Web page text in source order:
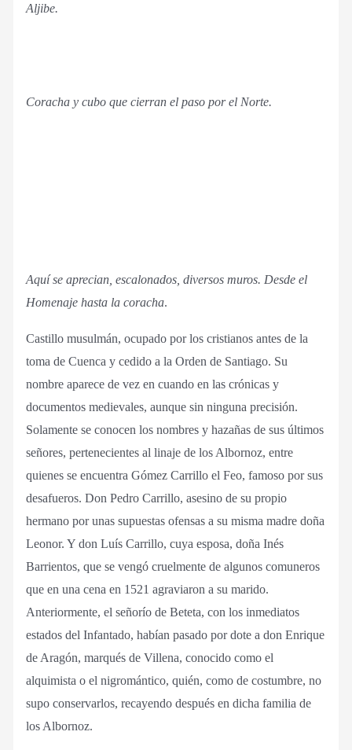
Aljibe.
Coracha y cubo que cierran el paso por el Norte.
Aquí se aprecian, escalonados, diversos muros. Desde el
Homenaje hasta la coracha.
Castillo musulmán, ocupado por los cristianos antes de la
toma de Cuenca y cedido a la Orden de Santiago. Su
nombre aparece de vez en cuando en las crónicas y
documentos medievales, aunque sin ninguna precisión.
Solamente se conocen los nombres y hazañas de sus últimos
señores, pertenecientes al linaje de los Albornoz, entre
quienes se encuentra Gómez Carrillo el Feo, famoso por sus
desafueros. Don Pedro Carrillo, asesino de su propio
hermano por unas supuestas ofensas a su misma madre doña
Leonor. Y don Luís Carrillo, cuya esposa, doña Inés
Barrientos, que se vengó cruelmente de algunos comuneros
que en una cena en 1521 agraviaron a su marido.
Anteriormente, el señorío de Beteta, con los inmediatos
estados del Infantado, habían pasado por dote a don Enrique
de Aragón, marqués de Villena, conocido como el
alquimista o el nigromántico, quién, como de costumbre, no
supo conservarlos, recayendo después en dicha familia de
los Albornoz.